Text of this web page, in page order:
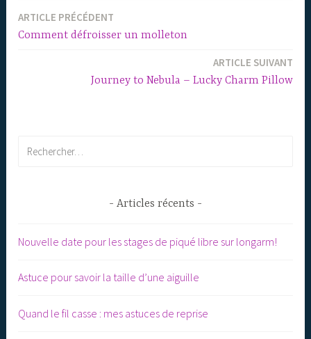
Navigation
ARTICLE PRÉCÉDENT
Comment défroisser un molleton
ARTICLE SUIVANT
Journey to Nebula – Lucky Charm Pillow
Articles récents
Nouvelle date pour les stages de piqué libre sur longarm!
Astuce pour savoir la taille d’une aiguille
Quand le fil casse : mes astuces de reprise